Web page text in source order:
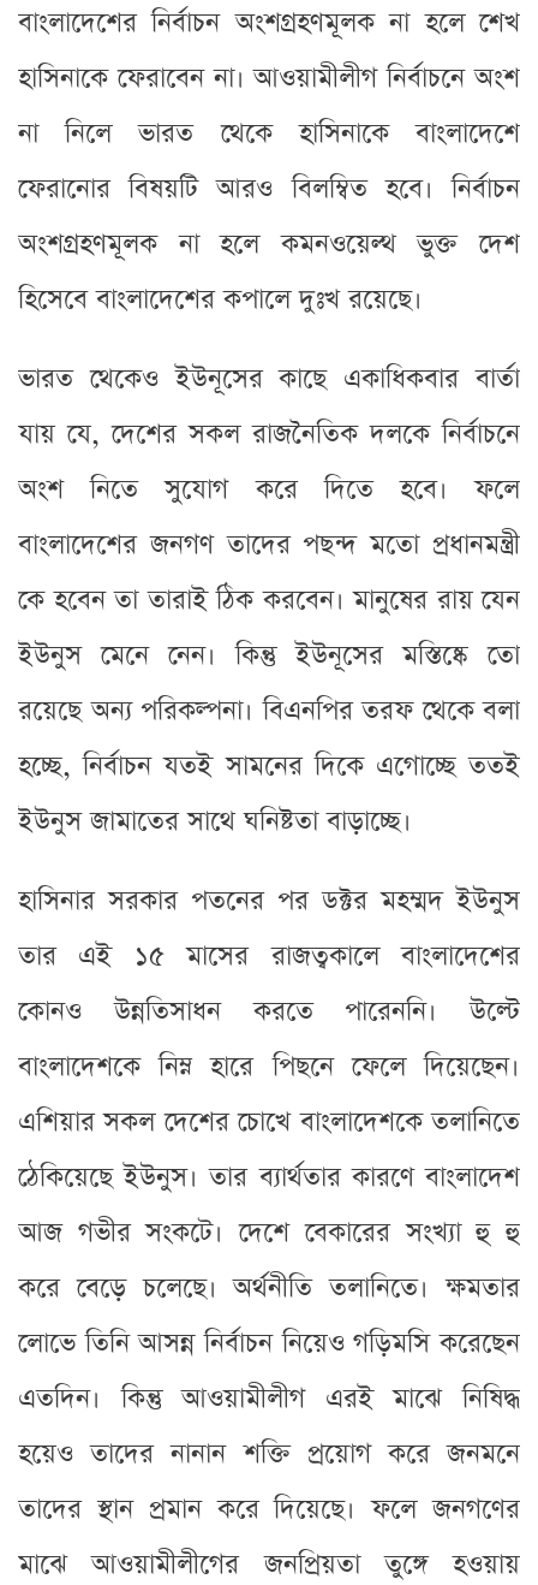
বাংলাদেশের নির্বাচন অংশগ্রহণমূলক না হলে শেখ
হাসিনাকে ফেরাবেন না। আওয়ামীলীগ নির্বাচনে অংশ
না নিলে ভারত থেকে হাসিনাকে বাংলাদেশে
ফেরানোর বিষয়টি আরও বিলম্বিত হবে। নির্বাচন
অংশগ্রহণমূলক না হলে কমনওয়েল্থ ভুক্ত দেশ
হিসেবে বাংলাদেশের কপালে দুঃখ রয়েছে।
ভারত থেকেও ইউনূসের কাছে একাধিকবার বার্তা
যায় যে, দেশের সকল রাজনৈতিক দলকে নির্বাচনে
অংশ নিতে সুযোগ করে দিতে হবে। ফলে
বাংলাদেশের জনগণ তাদের পছন্দ মতো প্রধানমন্ত্রী
কে হবেন তা তারাই ঠিক করবেন। মানুষের রায় যেন
ইউনুস মেনে নেন। কিন্তু ইউনূসের মস্তিষ্কে তো
রয়েছে অন্য পরিকল্পনা। বিএনপির তরফ থেকে বলা
হচ্ছে, নির্বাচন যতই সামনের দিকে এগোচ্ছে ততই
ইউনুস জামাতের সাথে ঘনিষ্টতা বাড়াচ্ছে।
হাসিনার সরকার পতনের পর ডক্টর মহম্মদ ইউনুস
তার এই ১৫ মাসের রাজত্বকালে বাংলাদেশের
কোনও উন্নতিসাধন করতে পারেননি। উল্টে
বাংলাদেশকে নিম্ন হারে পিছনে ফেলে দিয়েছেন।
এশিয়ার সকল দেশের চোখে বাংলাদেশকে তলানিতে
ঠেকিয়েছে ইউনুস। তার ব্যার্থতার কারণে বাংলাদেশ
আজ গভীর সংকটে। দেশে বেকারের সংখ্যা হু হু
করে বেড়ে চলেছে। অর্থনীতি তলানিতে। ক্ষমতার
লোভে তিনি আসন্ন নিৰ্বাচন নিয়েও গড়িমসি করেছেন
এতদিন। কিন্তু আওয়ামীলীগ এরই মাঝে নিষিদ্ধ
হয়েও তাদের নানান শক্তি প্রয়োগ করে জনমনে
তাদের স্থান প্রমান করে দিয়েছে। ফলে জনগণের
মাঝে আওয়ামীলীগের জনপ্রিয়তা তুঙ্গে হওয়ায়